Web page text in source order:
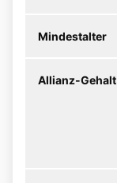
Mindestalter
Allianz-Gehalt